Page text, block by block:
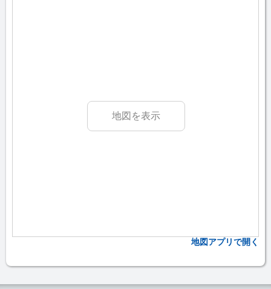
地図を表示
地図アプリで開く